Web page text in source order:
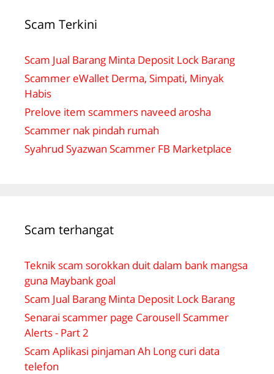
Scam Terkini
Scam Jual Barang Minta Deposit Lock Barang
Scammer eWallet Derma, Simpati, Minyak
Habis
Prelove item scammers naveed arosha
Scammer nak pindah rumah
Syahrud Syazwan Scammer FB Marketplace
Scam terhangat
Teknik scam sorokkan duit dalam bank mangsa
guna Maybank goal
Scam Jual Barang Minta Deposit Lock Barang
Senarai scammer page Carousell Scammer
Alerts - Part 2
Scam Aplikasi pinjaman Ah Long curi data
telefon